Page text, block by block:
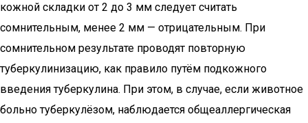
кожной складки от 2 до 3 мм следует считать
сомнительным, менее 2 мм — отрицательным. При
сомнительном результате проводят повторную
туберкулинизацию, как правило путём подкожного
введения туберкулина. При этом, в случае, если животное
больно туберкулёзом, наблюдается общеаллергическая